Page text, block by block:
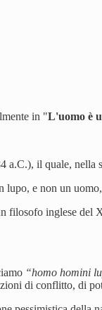
in "L'uomo è
a.C.), il quale, nella
lupo, e non un
filosofo inglese del
“homo homini
di conflitto, di